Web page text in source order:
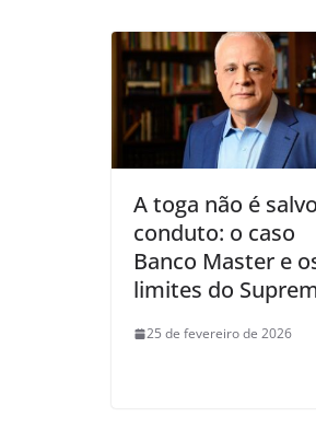
A toga não é
conduto: o caso
Banco Master e
limites do
25 de fevereiro de 2026